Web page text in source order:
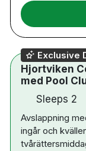
aktiviteter som
6 barer – 2
2
Naturnära
Exclusive
Hjortviken
med Pool
Sleeps 2
Avslappning
ingår och